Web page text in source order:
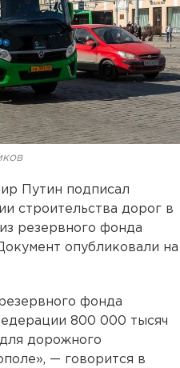
Путин подписал
строительства дорог в
резервного фонда
опубликовали на
фонда
800 000 тысяч
дорожного
— говорится в